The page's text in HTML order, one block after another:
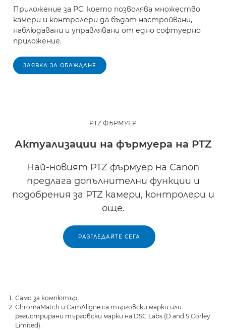
Приложение за PC, което позволява множество
камери и контролери да бъдат настройвани,
наблюдавани и управлявани от едно софтуерно
приложение.
ЗАЯВКА ЗА ОБАЖДАНЕ
PTZ ФЪРМУЕР
Актуализации на фърмуера на PTZ
Най-новият PTZ фърмуер на Canon
предлага допълнителни функции и
подобрения за PTZ камери, контролери и
още.
РАЗГЛЕДАЙТЕ СЕГА
Само за компютър
ChromaMatch и CamAligne са търговски марки или
регистрирани търговски марки на DSC Labs (D and S Corley
Limited).